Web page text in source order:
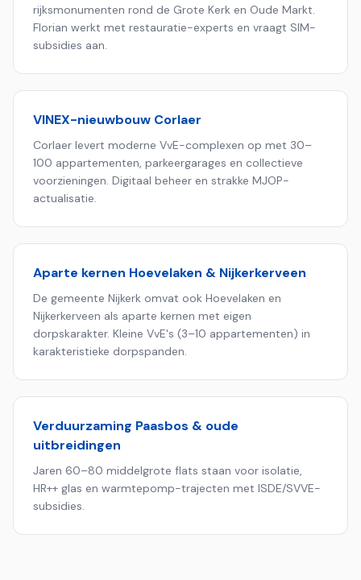
rijksmonumenten rond de Grote Kerk en Oude Markt.
Florian werkt met restauratie-experts en vraagt SIM-
subsidies aan.
VINEX-nieuwbouw Corlaer
Corlaer levert moderne VvE-complexen op met 30–
100 appartementen, parkeergarages en collectieve
voorzieningen. Digitaal beheer en strakke MJOP-
actualisatie.
Aparte kernen Hoevelaken & Nijkerkerveen
De gemeente Nijkerk omvat ook Hoevelaken en
Nijkerkerveen als aparte kernen met eigen
dorpskarakter. Kleine VvE's (3–10 appartementen) in
karakteristieke dorpspanden.
Verduurzaming Paasbos & oude
uitbreidingen
Jaren 60–80 middelgrote flats staan voor isolatie,
HR++ glas en warmtepomp-trajecten met ISDE/SVVE-
subsidies.